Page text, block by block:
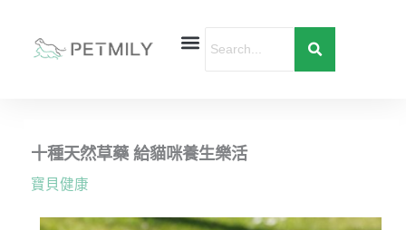
十種天然草藥 給貓咪養生樂活
寶貝健康